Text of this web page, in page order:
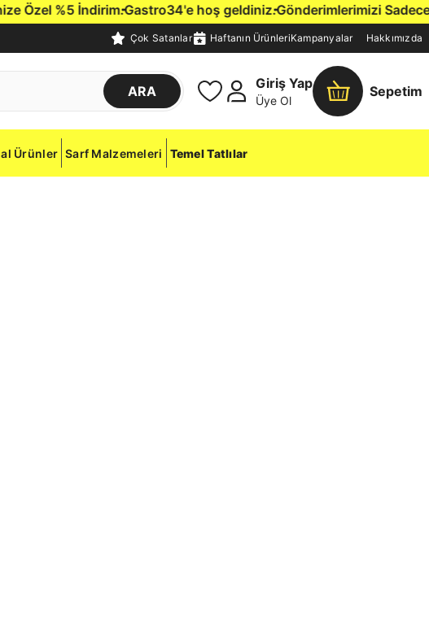
%5 İndirim.Gastro34'e hoş geldiniz.Gönderimlerimizi Sadece
Çok Satanlar Haftanın ÜrünleriKampanyalar Hakkımızda
ARA
Giriş Yap
Üye Ol
Sepetim
Ürünler Sarf Malzemeleri Temel Tatlılar